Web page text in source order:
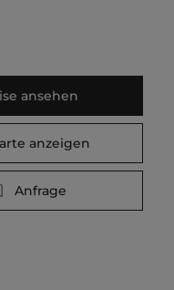
ansehen
anzeigen
Anfrage